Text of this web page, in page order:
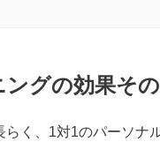
グの効果そ
く、1対1のパーソ